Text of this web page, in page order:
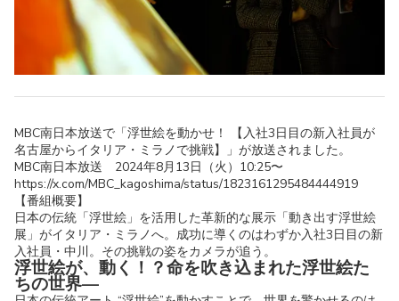
MBC南日本放送で「浮世絵を動かせ！ 【入社3日目の新入社員が
名古屋からイタリア・ミラノで挑戦】」が放送されました。
MBC南日本放送
2024年8月13日（火）10:25〜
https://x.com/MBC_kagoshima/status/1823161295484444919
【番組概要】
日本の伝統「浮世絵」を活用した革新的な展示「動き出す浮世絵
展」がイタリア・ミラノへ。成功に導くのはわずか入社3日目の新
入社員・中川。その挑戦の姿をカメラが追う。
浮世絵が、動く！？命を吹き込まれた浮世絵た
ちの世界—